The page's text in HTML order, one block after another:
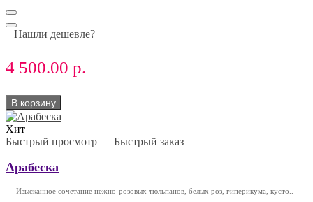
Нашли дешевле?
4 500.00 р.
В корзину
Хит
Быстрый просмотр
Быстрый заказ
Арабеска
Изысканное сочетание нежно-розовых тюльпанов, белых роз, гиперикума, кусто..